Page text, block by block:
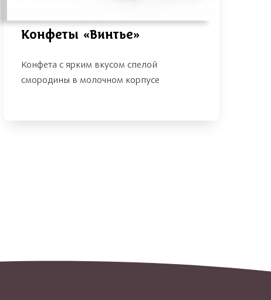
Конфеты «Винтье»
Конфета с ярким вкусом спелой
смородины в молочном корпусе